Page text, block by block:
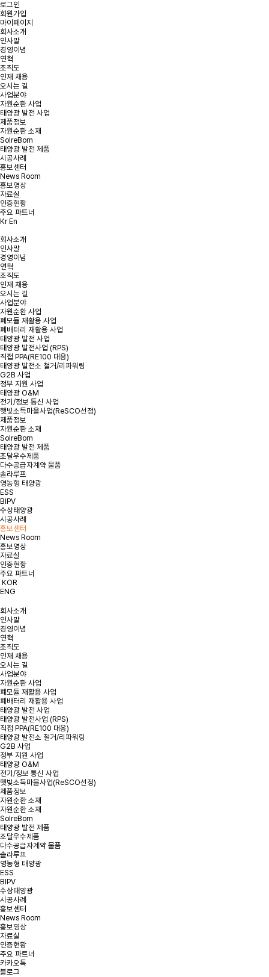
로그인
회원가입
마이페이지
회사소개
인사말
경영이념
연혁
조직도
인재 채용
오시는 길
사업분야
자원순환 사업
태양광 발전 사업
제품정보
자원순환 소재
SolreBorn
태양광 발전 제품
시공사례
홍보센터
News Room
홍보영상
자료실
인증현황
주요 파트너
Kr En
회사소개
인사말
경영이념
연혁
조직도
인재 채용
오시는 길
사업분야
자원순환 사업
폐모듈 재활용 사업
폐배터리 재활용 사업
태양광 발전 사업
태양광 발전사업 (RPS)
직접 PPA(RE100 대응)
태양광 발전소 철거/리파워링
G2B 사업
정부 지원 사업
태양광 O&M
전기/정보 통신 사업
햇빛소득마을사업(ReSCO선정)
제품정보
자원순환 소재
SolreBorn
태양광 발전 제품
조달우수제품
다수공급자계약 물품
솔라루프
영농형 태양광
ESS
BIPV
수상태양광
시공사례
홍보센터
News Room
홍보영상
자료실
인증현황
주요 파트너
KOR
ENG
회사소개
인사말
경영이념
연혁
조직도
인재 채용
오시는 길
사업분야
자원순환 사업
폐모듈 재활용 사업
폐배터리 재활용 사업
태양광 발전 사업
태양광 발전사업 (RPS)
직접 PPA(RE100 대응)
태양광 발전소 철거/리파워링
G2B 사업
정부 지원 사업
태양광 O&M
전기/정보 통신 사업
햇빛소득마을사업(ReSCO선정)
제품정보
자원순환 소재
자원순환 소재
SolreBorn
태양광 발전 제품
조달우수제품
다수공급자계약 물품
솔라루프
영농형 태양광
ESS
BIPV
수상태양광
시공사례
홍보센터
News Room
홍보영상
자료실
인증현황
주요 파트너
카카오톡
블로그
온라인 문의
문의사항을 남겨주시면 빠른 시일내에 연락을 드리겠습니다.
태양광 발전 및
리파워링 문의
*
*
*
*용량
*연락처
*지역 또는 주소
문의내용
첨부파일